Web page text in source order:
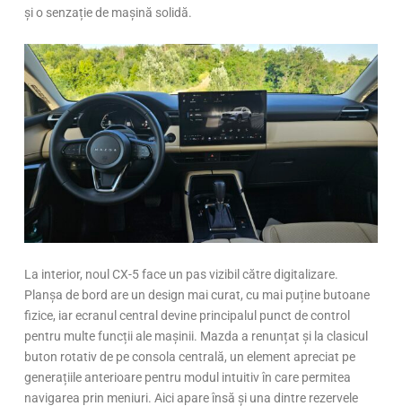
și o senzație de mașină solidă.
La interior, noul CX-5 face un pas vizibil către digitalizare.
Planșa de bord are un design mai curat, cu mai puține butoane
fizice, iar ecranul central devine principalul punct de control
pentru multe funcții ale mașinii. Mazda a renunțat și la clasicul
buton rotativ de pe consola centrală, un element apreciat pe
generațiile anterioare pentru modul intuitiv în care permitea
navigarea prin meniuri. Aici apare însă și una dintre rezervele